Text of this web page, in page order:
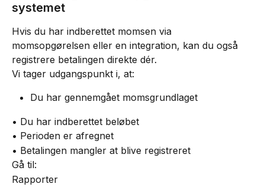
systemet
Hvis du har indberettet momsen via
momsopgørelsen eller en integration, kan du også
registrere betalingen direkte dér.
Vi tager udgangspunkt i, at:
Du har gennemgået momsgrundlaget
• Du har indberettet beløbet
• Perioden er afregnet
• Betalingen mangler at blive registreret
Gå til:
Rapporter